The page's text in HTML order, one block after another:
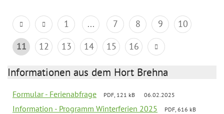
1 ... 7 8 9
10
11
12 13 14 15 16
Informationen aus dem Hort Brehna
Formular - Ferienabfrage PDF, 121 kB 06.02.2025
Information - Programm Winterferien 2025
PDF, 616 kB